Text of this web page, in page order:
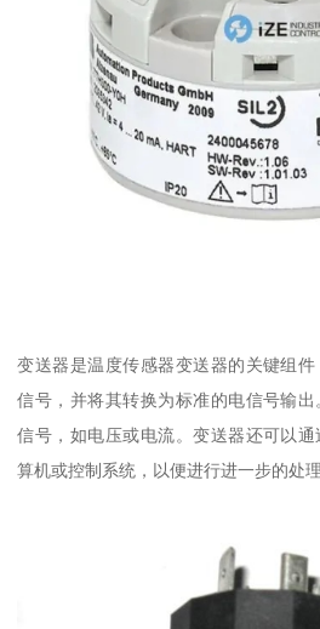
变送器是温度传感器变送器的关键组
信号，并将其转换为标准的电信号输
信号，如电压或电流。变送器还可以
算机或控制系统，以便进行进一步的处理